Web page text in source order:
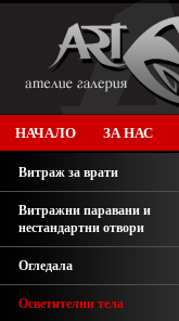
НАЧАЛО ЗА НАС
Витраж за врати
Витражни паравани и
нестандартни отвори
Огледала
Осветителни тела